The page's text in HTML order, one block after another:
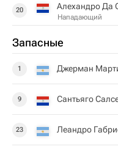
20 Алехандро Да
Нападающий
Запасные
1 Джерман
9 Сантьяго
23 Леандро